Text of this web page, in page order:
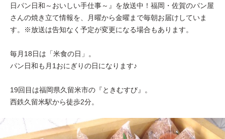
日パン日和～おいしい手仕事～』を放送中！福岡・佐賀のパン屋
さんの焼き立て情報を、月曜から金曜まで毎朝お届けしていま
す。※放送は告知なく予定が変更になる場合もあります。
毎月18日は「米食の日」。
パン日和も月1おにぎりの日になります♪
19回目は福岡県久留米市の『ときむすび』。
西鉄久留米駅から徒歩2分。